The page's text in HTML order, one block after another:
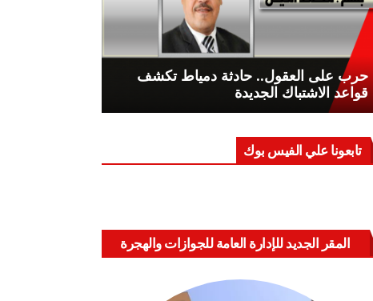
حرب على العقول.. حادثة دمياط تكشف
قواعد الاشتباك الجديدة
تابعونا علي الفيس بوك
المقر الجديد للإدارة العامة للجوازات والهجرة